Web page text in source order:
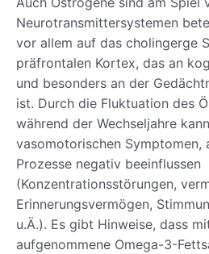
Neurotransmittersystemen
vor allem auf das cholingerge
präfrontalen Kortex, das an
und besonders an der
ist. Durch die Fluktuation des
während der Wechseljahre
vasomotorischen Symptomen,
Prozesse negativ beeinflussen
(Konzentrationsstörungen,
Erinnerungsvermögen,
u.Ä.). Es gibt Hinweise, dass
aufgenommene Omega-3-